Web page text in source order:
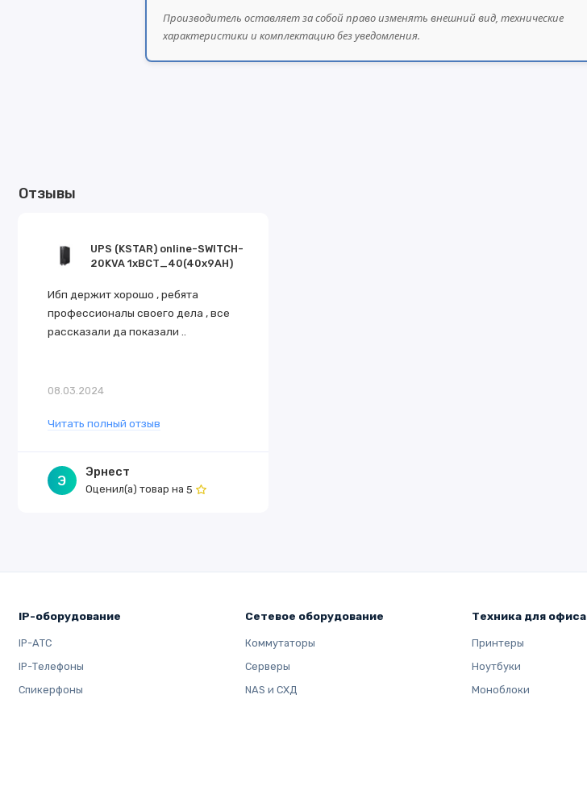
Производитель оставляет за собой право изменять внешний вид, технические
характеристики и комплектацию без уведомления.
Отзывы
UPS (KSTAR) online-SWITCH-
20KVA 1xBCT_40(40x9AH)
Ибп держит хорошо , ребята
профессионалы своего дела , все
рассказали да показали ..
08.03.2024
Читать полный отзыв
Э
Эрнест
Оценил(а) товар на5
IP-оборудование
IP-АТС
IP-Телефоны
Спикерфоны
Сетевое оборудование
Коммутаторы
Серверы
NAS и СХД
Техника для офиса
Принтеры
Ноутбуки
Моноблоки